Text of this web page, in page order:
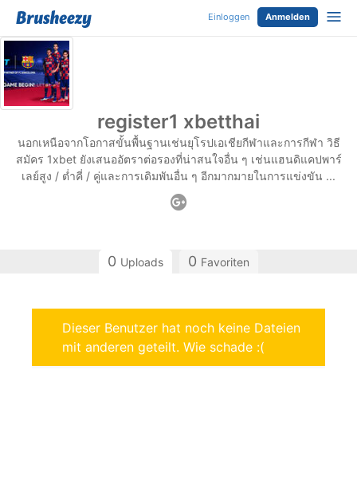
Einloggen Anmelden
register1 xbetthai
นอกเหนือจากโอกาสขั้นพื้นฐานเช่นยุโรปเอเชียกีฬาและการกีฬา วิธี
สมัคร 1xbet ยังเสนออัตราต่อรองที่น่าสนใจอื่น ๆ เช่นแฮนดิแคปพาร์
เลย์สูง / ต่ำคี่ / คู่และการเดิมพันอื่น ๆ อีกมากมายในการแข่งขัน ...
0 Uploads 0 Favoriten
Dieser Benutzer hat noch keine Dateien
mit anderen geteilt. Wie schade :(